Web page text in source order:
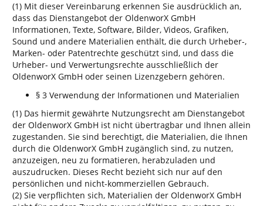
(1) Mit dieser Vereinbarung erkennen Sie ausdrücklich an,
dass das Dienstangebot der OldenworX GmbH
Informationen, Texte, Software, Bilder, Videos, Grafiken,
Sound und andere Materialien enthält, die durch Urheber-,
Marken- oder Patentrechte geschützt sind, und dass die
Urheber- und Verwertungsrechte ausschließlich der
OldenworX GmbH oder seinen Lizenzgebern gehören.
§ 3 Verwendung der Informationen und Materialien
(1) Das hiermit gewährte Nutzungsrecht am Dienstangebot
der OldenworX GmbH ist nicht übertragbar und Ihnen allein
zugestanden. Sie sind berechtigt, die Materialien, die Ihnen
durch die OldenworX GmbH zugänglich sind, zu nutzen,
anzuzeigen, neu zu formatieren, herabzuladen und
auszudrucken. Dieses Recht bezieht sich nur auf den
persönlichen und nicht-kommerziellen Gebrauch.
(2) Sie verpflichten sich, Materialien der OldenworX GmbH